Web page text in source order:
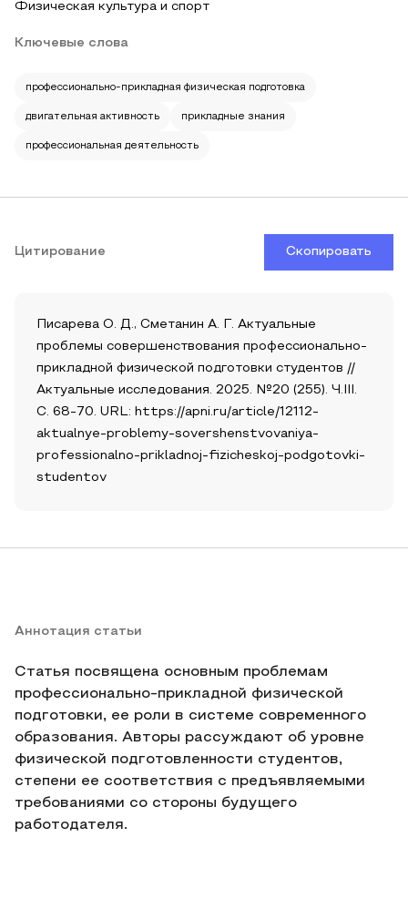
Физическая культура и спорт
Ключевые слова
профессионально-прикладная физическая подготовка
двигательная активность прикладные знания
профессиональная деятельность
Цитирование Скопировать
Писарева О. Д., Сметанин А. Г. Актуальные
проблемы совершенствования профессионально-
прикладной физической подготовки студентов //
Актуальные исследования. 2025. №20 (255). Ч.III.
С. 68-70. URL: https://apni.ru/article/12112-
aktualnye-problemy-sovershenstvovaniya-
professionalno-prikladnoj-fizicheskoj-podgotovki-
studentov
Аннотация статьи
Статья посвящена основным проблемам
профессионально-прикладной физической
подготовки, ее роли в системе современного
образования. Авторы рассуждают об уровне
физической подготовленности студентов,
степени ее соответствия с предъявляемыми
требованиями со стороны будущего
работодателя.